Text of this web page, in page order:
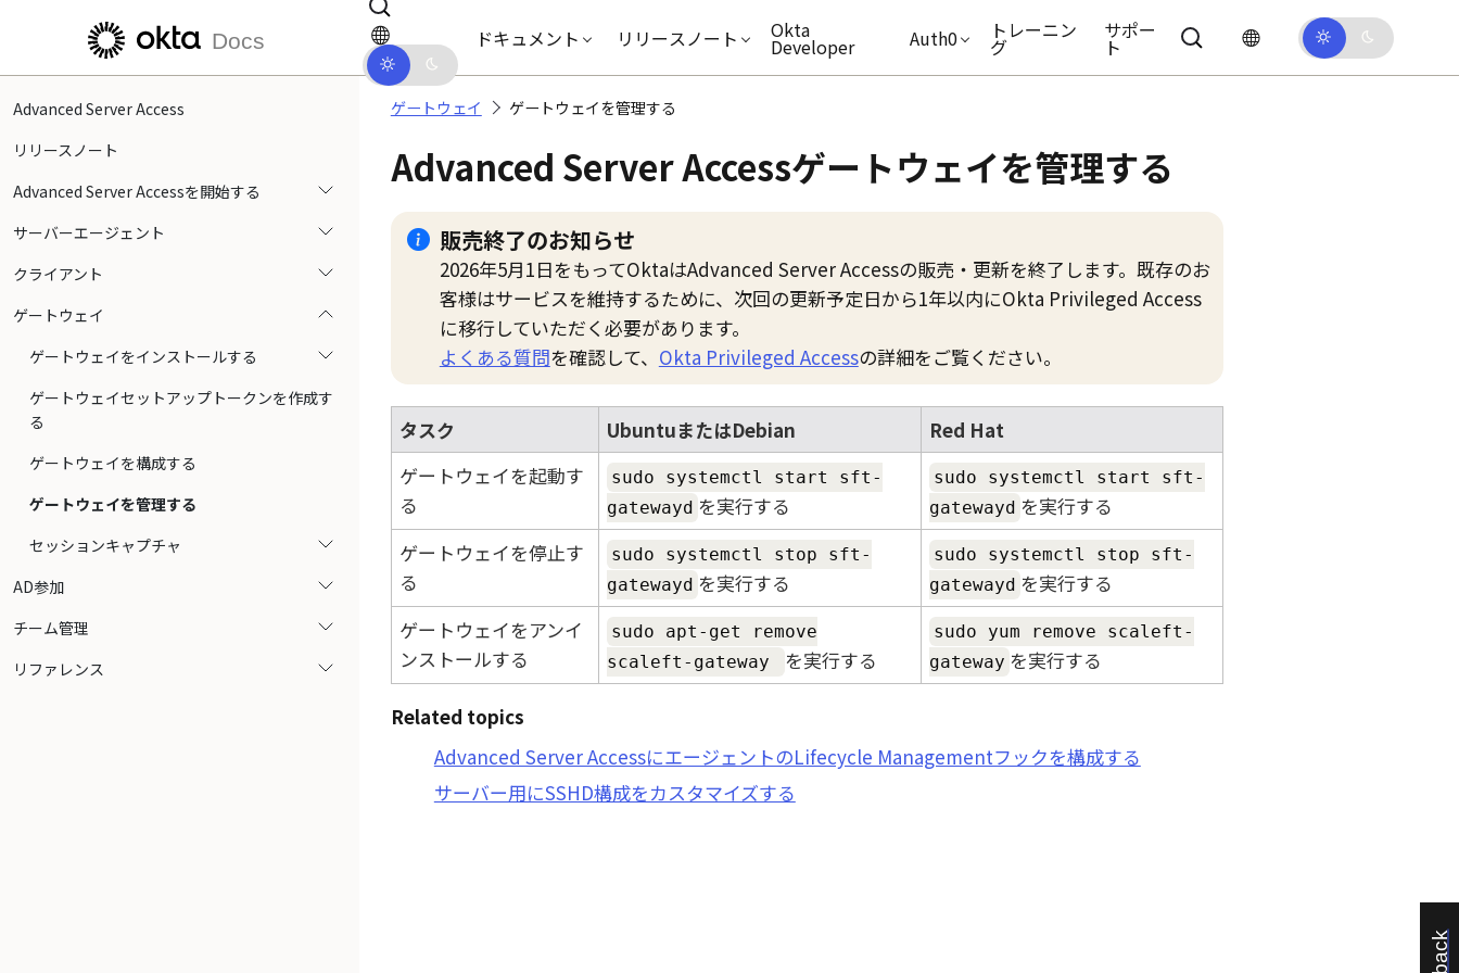
メインコンテンツにスキップ ドキュメントナビゲーションにスキップ
Docs ドキュメント リリースノート Okta
Developer Auth0 トレーニン
グ
サポー
ト
Advanced Server Access
リリースノート
Advanced Server Accessを開始する
サーバーエージェント
クライアント
ゲートウェイ
ゲートウェイをインストールする
ゲートウェイセットアップトークンを作成す
る
ゲートウェイを構成する
ゲートウェイを管理する
セッションキャプチャ
AD参加
チーム管理
リファレンス
ゲートウェイ ゲートウェイを管理する
Advanced Server Accessゲートウェイを管理する
販売終了のお知らせ
2026年5月1日をもってOktaはAdvanced Server Accessの販売・更新を終了します。既存のお
客様はサービスを維持するために、次回の更新予定日から1年以内にOkta Privileged Access
に移行していただく必要があります。
よくある質問を確認して、 Okta Privileged Accessの詳細をご覧ください。
タスク UbuntuまたはDebian
Red Hat
ゲートウェイを起動す
る
sudo systemctl start sft-
gatewayd を実行する
sudo systemctl start sft-
gatewayd を実行する
ゲートウェイを停止す
る
sudo systemctl stop sft-
gatewayd を実行する
sudo systemctl stop sft-
gatewayd を実行する
ゲートウェイをアンイ
ンストールする
sudo apt-get remove
scaleft-gateway
を実行する
sudo yum remove scaleft-
gateway を実行する
Related topics
Advanced Server AccessにエージェントのLifecycle Managementフックを構成する
サーバー用にSSHD構成をカスタマイズする